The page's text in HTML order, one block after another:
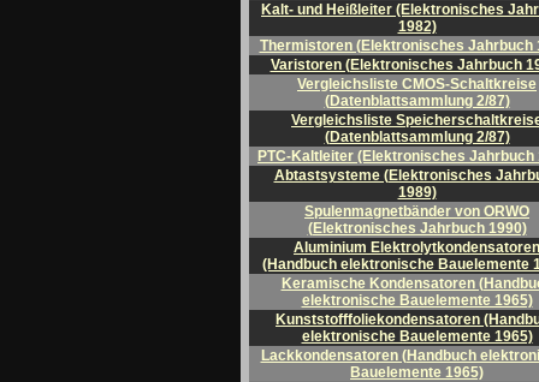
Kalt- und Heißleiter (Elektronisches
1982)
Thermistoren (Elektronisches Jahrbuch
Varistoren (Elektronisches Jahrbuch
Vergleichsliste CMOS-Schaltkreise
(Datenblattsammlung 2/87)
Vergleichsliste
(Datenblattsammlung 2/87)
PTC-Kaltleiter (Elektronisches Jahrbuch
Abtastsysteme (Elektronisches
1989)
Spulenmagnetbänder von ORWO
(Elektronisches Jahrbuch 1990)
Aluminium Elektrolytkondensatoren
(Handbuch elektronische Bauelemente
Keramische Kondensatoren
elektronische Bauelemente 1965)
Kunststofffoliekondensatoren
elektronische Bauelemente 1965)
Lackkondensatoren (Handbuch
Bauelemente 1965)